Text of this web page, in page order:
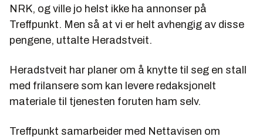
NRK, og ville jo helst ikke ha annonser på
Treffpunkt. Men så at vi er helt avhengig av disse
pengene, uttalte Heradstveit.
Heradstveit har planer om å knytte til seg en stall
med frilansere som kan levere redaksjonelt
materiale til tjenesten foruten ham selv.
Treffpunkt samarbeider med Nettavisen om